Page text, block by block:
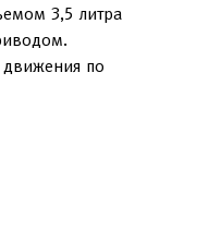
3,5 литра
движения по